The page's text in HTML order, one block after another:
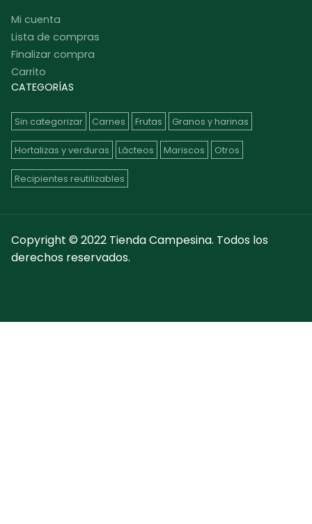
Mi cuenta
Lista de compras
Finalizar compra
Carrito
CATEGORÍAS
Sin categorizar Carnes Frutas Granos y harinas
Hortalizas y verduras Lácteos Mariscos Otros
Recipientes reutilizables
Copyright © 2022 Tienda Campesina. Todos los
derechos reservados.